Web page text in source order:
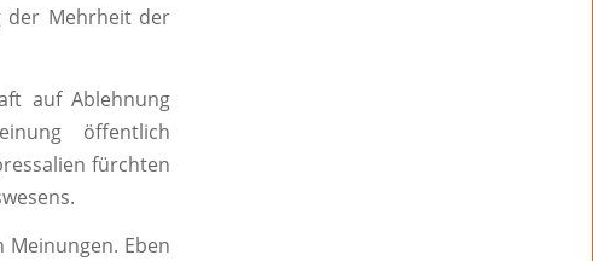
der Mehrheit der
auf Ablehnung
öffentlich
fürchten
Eben